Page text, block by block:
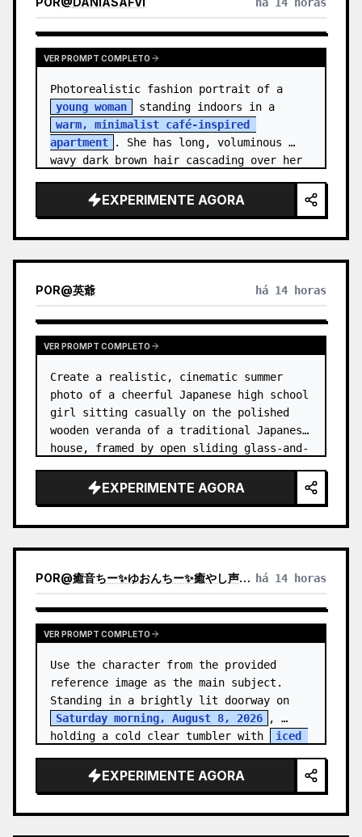
VER PROMPT COMPLETO
young woman
warm, minimalist café-inspired
apartment
. She has long, voluminous
wavy dark brown hair cascading over her
EXPERIMENTE AGORA
POR@英爺 há 14 horas
VER PROMPT COMPLETO
Create a realistic, cinematic summer
photo of a cheerful Japanese high school
girl sitting casually on the polished
wooden veranda of a traditional Japanese
house, framed by open sliding glass-and-
style school uniform top w…
EXPERIMENTE AGORA
POR@癒音ちー✨ゆおんちー✨癒やし声ASMRとAI há 14 horas
VER PROMPT COMPLETO
Use the character from the provided
reference image as the main subject.
Saturday morning, August 8, 2026
,
holding a cold clear tumbler with
iced
EXPERIMENTE AGORA